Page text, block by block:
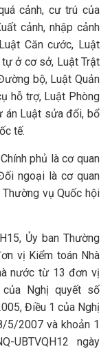
cảnh, cư trú của
cảnh, nhập cảnh
Căn cước, Luật
ở cơ sở, Luật Trật
bộ, Luật Quản
hỗ trợ, Luật Phòng
án Luật sửa đổi, bổ
tế.
phủ là cơ quan
ngoại là cơ quan
vụ Quốc hội
Ủy ban Thường
vị Kiểm toán Nhà
nước từ 13 đơn vị
Nghị quyết số
Điều 1 của Nghị
5/2007 và khoản 1
UBTVQH12 ngày